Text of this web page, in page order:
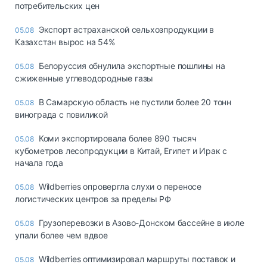
потребительских цен
05.08 Экспорт астраханской сельхозпродукции в
Казахстан вырос на 54%
05.08 Белоруссия обнулила экспортные пошлины на
сжиженные углеводородные газы
05.08 В Самарскую область не пустили более 20 тонн
винограда с повиликой
05.08 Коми экспортировала более 890 тысяч
кубометров лесопродукции в Китай, Египет и Ирак с
начала года
05.08 Wildberries опровергла слухи о переносе
логистических центров за пределы РФ
05.08 Грузоперевозки в Азово-Донском бассейне в июле
упали более чем вдвое
05.08 Wildberries оптимизировал маршруты поставок и